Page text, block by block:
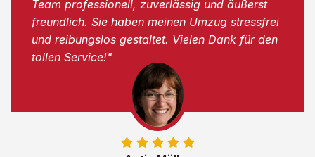
Team professionell, zuverlässig und äußerst
freundlich. Sie haben meinen Umzug stressfrei
und reibungslos gestaltet. Vielen Dank für den
tollen Service!"